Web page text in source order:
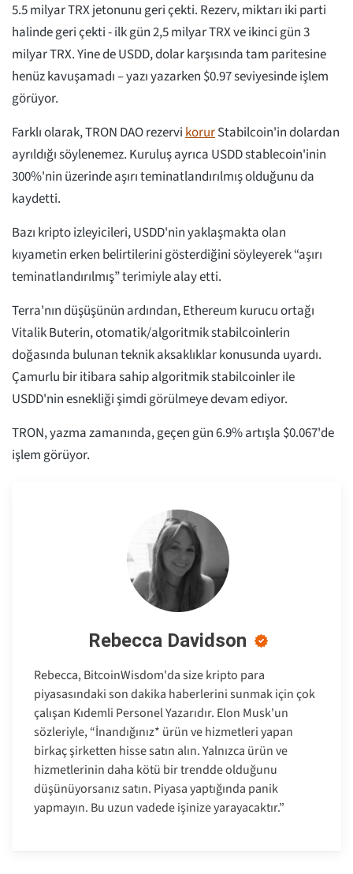
5.5 milyar TRX jetonunu geri çekti. Rezerv, miktarı iki parti
halinde geri çekti - ilk gün 2,5 milyar TRX ve ikinci gün 3
milyar TRX. Yine de USDD, dolar karşısında tam paritesine
henüz kavuşamadı – yazı yazarken $0.97 seviyesinde işlem
görüyor.
Farklı olarak, TRON DAO rezervi korurStabilcoin'in dolardan
ayrıldığı söylenemez. Kuruluş ayrıca USDD stablecoin'inin
300%'nin üzerinde aşırı teminatlandırılmış olduğunu da
kaydetti.
Bazı kripto izleyicileri, USDD'nin yaklaşmakta olan
kıyametin erken belirtilerini gösterdiğini söyleyerek “aşırı
teminatlandırılmış” terimiyle alay etti.
Terra'nın düşüşünün ardından, Ethereum kurucu ortağı
Vitalik Buterin, otomatik/algoritmik stabilcoinlerin
doğasında bulunan teknik aksaklıklar konusunda uyardı.
Çamurlu bir itibara sahip algoritmik stabilcoinler ile
USDD'nin esnekliği şimdi görülmeye devam ediyor.
TRON, yazma zamanında, geçen gün 6.9% artışla $0.067'de
işlem görüyor.
Rebecca Davidson
Rebecca, BitcoinWisdom'da size kripto para
piyasasındaki son dakika haberlerini sunmak için çok
çalışan Kıdemli Personel Yazarıdır. Elon Musk'un
sözleriyle, “İnandığınız* ürün ve hizmetleri yapan
birkaç şirketten hisse satın alın. Yalnızca ürün ve
hizmetlerinin daha kötü bir trendde olduğunu
düşünüyorsanız satın. Piyasa yaptığında panik
yapmayın. Bu uzun vadede işinize yarayacaktır.”